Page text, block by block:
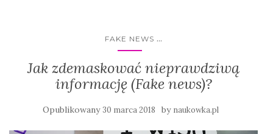
FAKE NEWS ...
Jak zdemaskować nieprawdziwą
informację (Fake news)?
Opublikowany 30 marca 2018 by naukowka.pl